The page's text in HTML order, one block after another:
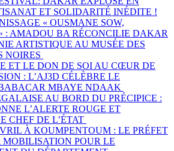
ET SOLIDARITÉ INÉDITE !
« OUSMANE SOW,
: AMADOU BA RÉCONCILIE DAKAR
ARTISTIQUE AU MUSÉE DES
NOIRES
ET LE DON DE SOI AU CŒUR DE
: L’AJ3D CÉLÈBRE LE
MBAYE NDAAK
AU BORD DU PRÉCIPICE :
L’ALERTE ROUGE ET
CHEF DE L’ÉTAT
À KOUMPENTOUM : LE PRÉFET
POUR LE